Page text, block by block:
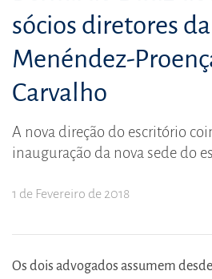
sócios diretores
Menéndez-
Carvalho
A nova direção do escritório
inauguração da nova sede do
1 de Fevereiro de 2018
Os dois advogados assumem